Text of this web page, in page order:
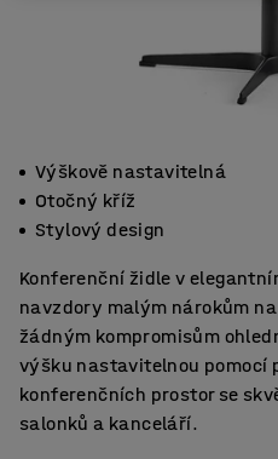
Výškově nastavitelná
Otočný kříž
Stylový design
Konferenční židle v
navzdory malým nárokům
žádným kompromisům
výšku nastavitelnou pomocí
konferenčních prostor se
salonků a kanceláří.